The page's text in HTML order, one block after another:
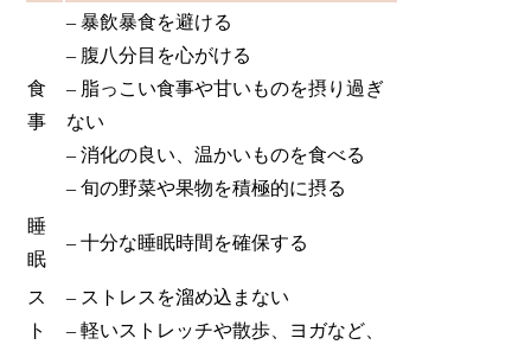
食
事
– 暴飲暴食を避ける
– 腹八分目を心がける
– 脂っこい食事や甘いものを摂り過ぎ
ない
– 消化の良い、温かいものを食べる
– 旬の野菜や果物を積極的に摂る
睡
眠
– 十分な睡眠時間を確保する
ス
ト
– ストレスを溜め込まない
– 軽いストレッチや散歩、ヨガなど、